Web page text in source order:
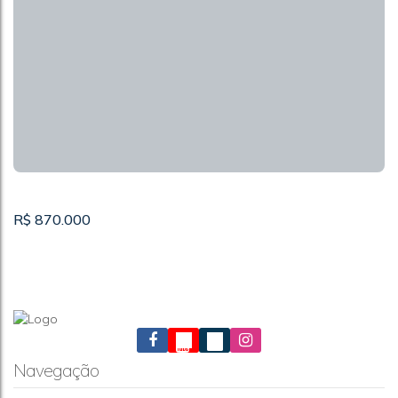
R$ 870.000
Navegação